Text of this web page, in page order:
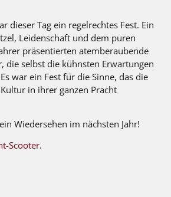
dieser Tag ein regelrechtes Fest. Ein
Leidenschaft und dem puren
präsentierten atemberaubende
die selbst die kühnsten Erwartungen
war ein Fest für die Sinne, das die
in ihrer ganzen Pracht
Wiedersehen im nächsten Jahr!
Scooter.